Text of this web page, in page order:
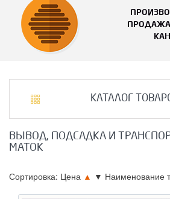
КАТАЛОГ
ВЫВОД, ПОДСАДКА И
МАТОК
Сортировка: Цена ▲ ▼ Наименование